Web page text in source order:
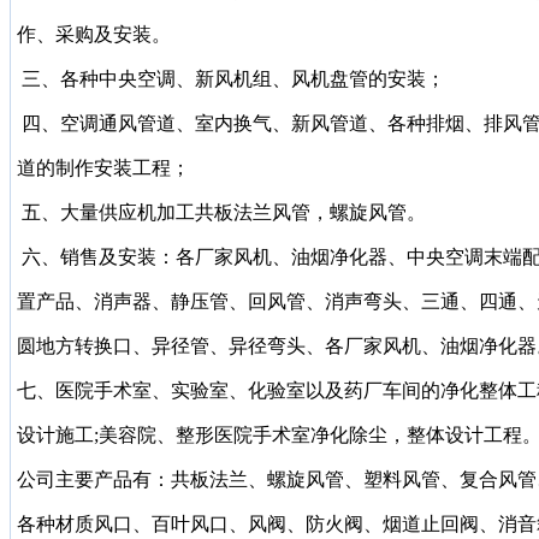
作、采购及安装。
三、各种中央空调、新风机组、风机盘管的安装；
四、空调通风管道、室内换气、新风管道、各种排烟、排风管
道的制作安装工程；
五、大量供应机加工共板法兰风管，螺旋风管。
六、销售及安装：各厂家风机、油烟净化器、中央空调末端
置产品、消声器、静压管、回风管、消声弯头、三通、四通、
圆地方转换口、异径管、异径弯头、各厂家风机、油烟净化器
七、医院手术室、实验室、化验室以及药厂车间的净化整体工
设计施工;美容院、整形医院手术室净化除尘，整体设计工程。
公司主要产品有：共板法兰、螺旋风管、塑料风管、复合风管
各种材质风口、百叶风口、风阀、防火阀、烟道止回阀、消音